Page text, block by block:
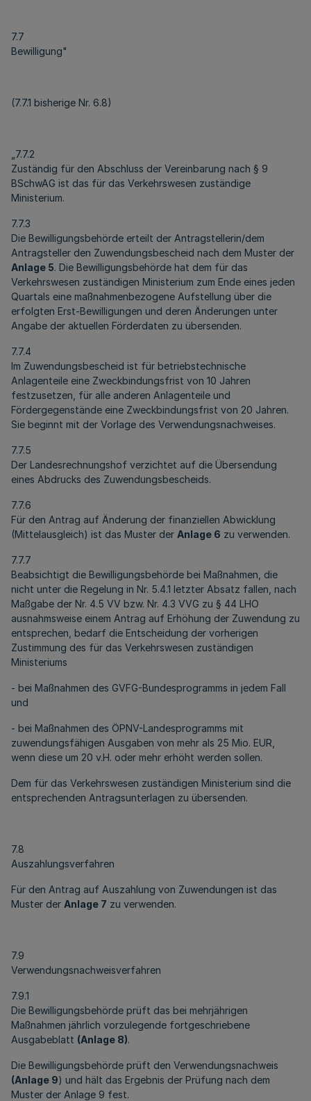
7.7
Bewilligung"
(7.7.1 bisherige Nr. 6.8)
„7.7.2
Zuständig für den Abschluss der Vereinbarung nach § 9
BSchwAG ist das für das Verkehrswesen zuständige
Ministerium.
7.7.3
Die Bewilligungsbehörde erteilt der Antragstellerin/dem
Antragsteller den Zuwendungsbescheid nach dem Muster der
Anlage 5. Die Bewilligungsbehörde hat dem für das
Verkehrswesen zuständigen Ministerium zum Ende eines jeden
Quartals eine maßnahmenbezogene Aufstellung über die
erfolgten Erst-Bewilligungen und deren Änderungen unter
Angabe der aktuellen Förderdaten zu übersenden.
7.7.4
Im Zuwendungsbescheid ist für betriebstechnische
Anlagenteile eine Zweckbindungsfrist von 10 Jahren
festzusetzen, für alle anderen Anlagenteile und
Fördergegenstände eine Zweckbindungsfrist von 20 Jahren.
Sie beginnt mit der Vorlage des Verwendungsnachweises.
7.7.5
Der Landesrechnungshof verzichtet auf die Übersendung
eines Abdrucks des Zuwendungsbescheids.
7.7.6
Für den Antrag auf Änderung der finanziellen Abwicklung
(Mittelausgleich) ist das Muster der Anlage 6 zu verwenden.
7.7.7
Beabsichtigt die Bewilligungsbehörde bei Maßnahmen, die
nicht unter die Regelung in Nr. 5.4.1 letzter Absatz fallen, nach
Maßgabe der Nr. 4.5 VV bzw. Nr. 4.3 VVG zu § 44 LHO
ausnahmsweise einem Antrag auf Erhöhung der Zuwendung zu
entsprechen, bedarf die Entscheidung der vorherigen
Zustimmung des für das Verkehrswesen zuständigen
Ministeriums
- bei Maßnahmen des GVFG-Bundesprogramms in jedem Fall
und
- bei Maßnahmen des ÖPNV-Landesprogramms mit
zuwendungsfähigen Ausgaben von mehr als 25 Mio. EUR,
wenn diese um 20 v.H. oder mehr erhöht werden sollen.
Dem für das Verkehrswesen zuständigen Ministerium sind die
entsprechenden Antragsunterlagen zu übersenden.
7.8
Auszahlungsverfahren
Für den Antrag auf Auszahlung von Zuwendungen ist das
Muster der Anlage 7 zu verwenden.
7.9
Verwendungsnachweisverfahren
7.9.1
Die Bewilligungsbehörde prüft das bei mehrjährigen
Maßnahmen jährlich vorzulegende fortgeschriebene
Ausgabeblatt (Anlage 8).
Die Bewilligungsbehörde prüft den Verwendungsnachweis
(Anlage 9) und hält das Ergebnis der Prüfung nach dem
Muster der Anlage 9 fest.